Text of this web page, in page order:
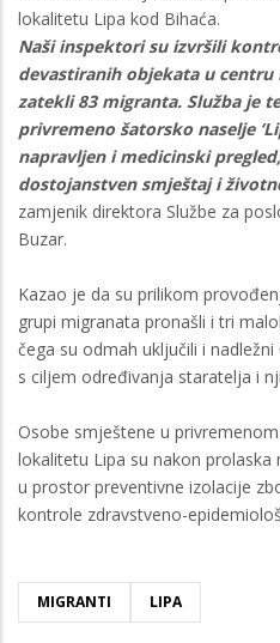
lokalitetu Lipa kod Bihaća.
Naši inspektori su izvršili
devastiranih objekata u centru
zatekli 83 migranta. Služba je
privremeno šatorsko naselje
napravljen i medicinski
dostojanstven smještaj i
zamjenik direktora Službe za
Buzar.
Kazao je da su prilikom
grupi migranata pronašli i tri
čega su odmah uključili i
s ciljem određivanja staratelja i
Osobe smještene u
lokalitetu Lipa su nakon
u prostor preventivne izolacije
kontrole zdravstveno-
MIGRANTI LIPA